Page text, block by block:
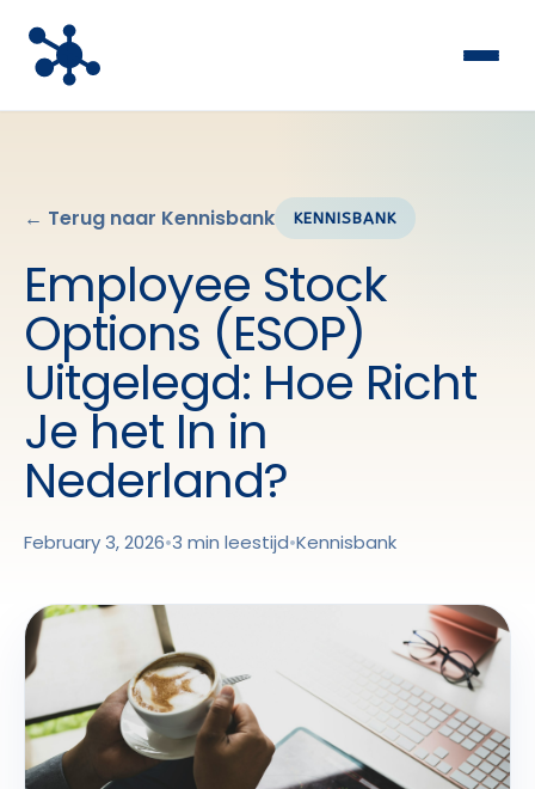
← Terug naar Kennisbank KENNISBANK
Employee Stock
Options (ESOP)
Uitgelegd: Hoe Richt
Je het In in
Nederland?
February 3, 2026•3 min leestijd•Kennisbank